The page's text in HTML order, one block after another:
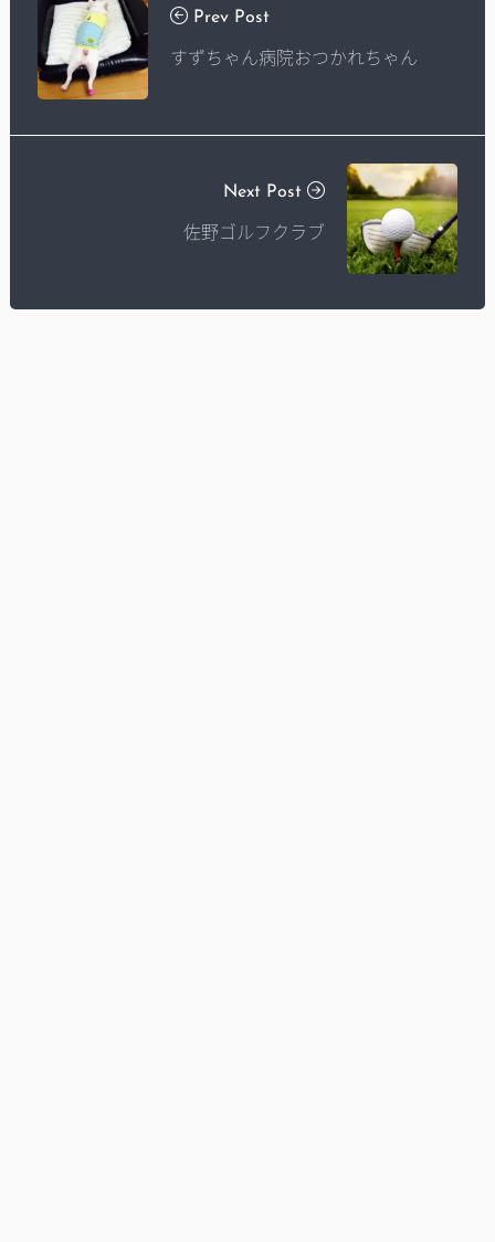
Prev Post
すずちゃん病院おつかれちゃん
Next Post
佐野ゴルフクラブ